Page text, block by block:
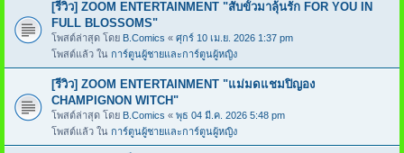
[รีวิว] ZOOM ENTERTAINMENT "สับขั้วมาลุ้นรัก FOR YOU IN
FULL BLOSSOMS"
โพสต์ล่าสุด โดย B.Comics « ศุกร์ 10 เม.ย. 2026 1:37 pm
โพสต์แล้ว ใน การ์ตูนผู้ชายและการ์ตูนผู้หญิง
[รีวิว] ZOOM ENTERTAINMENT "แม่มดแชมปิญอง
CHAMPIGNON WITCH"
โพสต์ล่าสุด โดย B.Comics « พุธ 04 มี.ค. 2026 5:48 pm
โพสต์แล้ว ใน การ์ตูนผู้ชายและการ์ตูนผู้หญิง